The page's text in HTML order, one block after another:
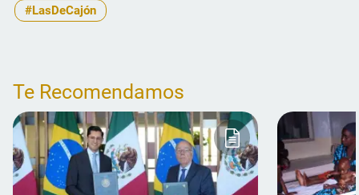
#LasDeCajón
Te Recomendamos